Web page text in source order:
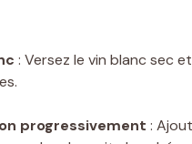
: Versez le vin blanc sec
progressivement :